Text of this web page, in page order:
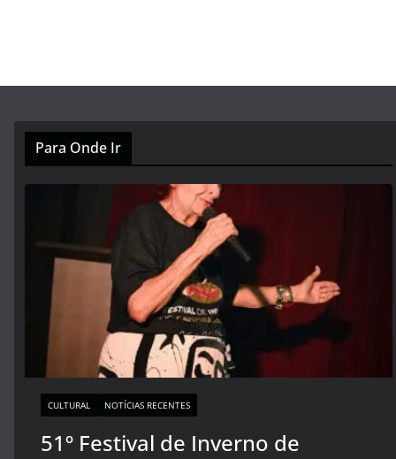
Para Onde Ir
CULTURAL NOTÍCIAS RECENTES
51º Festival de Inverno de